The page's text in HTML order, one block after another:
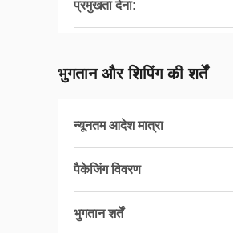
प्रमुखता देना:
भुगतान और शिपिंग की शर्तें
न्यूनतम आदेश मात्रा
पैकेजिंग विवरण
भुगतान शर्तें